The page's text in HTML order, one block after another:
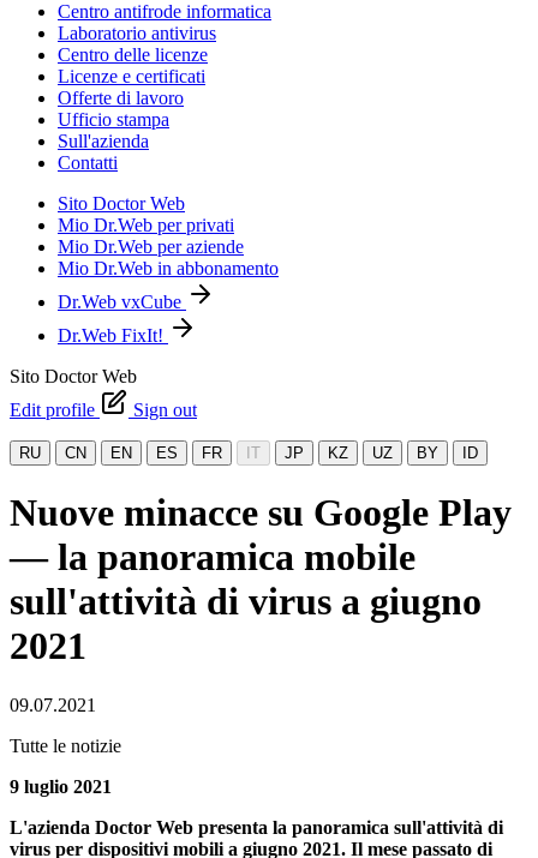
Centro antifrode informatica
Laboratorio antivirus
Centro delle licenze
Licenze e certificati
Offerte di lavoro
Ufficio stampa
Sull'azienda
Contatti
Sito Doctor Web
Mio Dr.Web per privati
Mio Dr.Web per aziende
Mio Dr.Web in abbonamento
Dr.Web vxCube
Dr.Web FixIt!
Sito Doctor Web
Edit profile
Sign out
RU CN EN ES FR IT JP KZ UZ BY ID
Nuove minacce su Google Play
— la panoramica mobile
sull'attività di virus a giugno
2021
09.07.2021
Tutte le notizie
9 luglio 2021
L'azienda Doctor Web presenta la panoramica sull'attività di
virus per dispositivi mobili a giugno 2021. Il mese passato di